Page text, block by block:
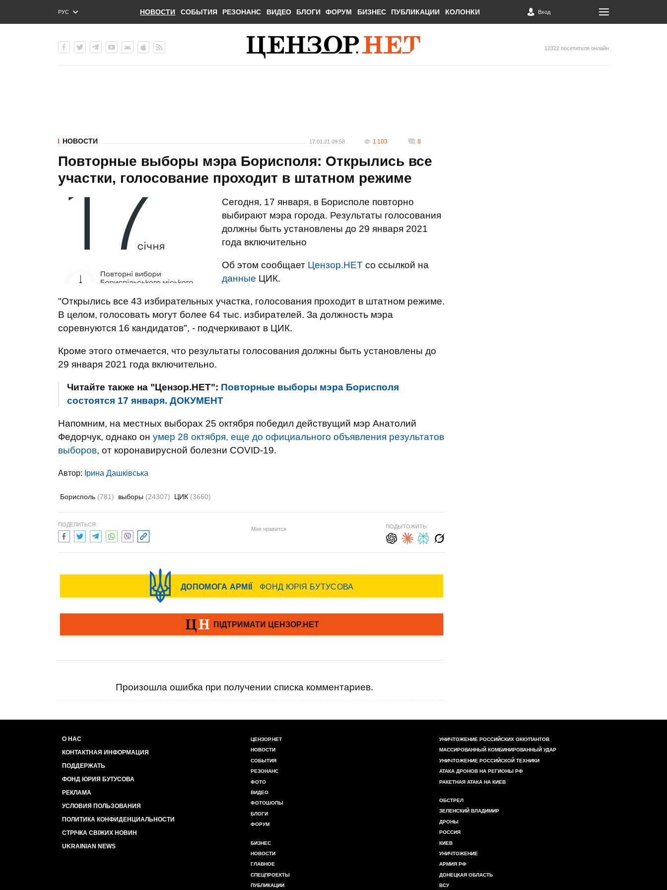
РУС
ENG
НОВОСТИ СОБЫТИЯ РЕЗОНАНС ВИДЕО БЛОГИ ФОРУМ БИЗНЕС ПУБЛИКАЦИИ КОЛОНКИ Вход
12322 посетителя онлайн
НОВОСТИ 17.01.21 09:58 1 103 8
Повторные выборы мэра Борисполя: Открылись все
участки, голосование проходит в штатном режиме
Сегодня, 17 января, в Борисполе повторно
выбирают мэра города. Результаты голосования
должны быть установлены до 29 января 2021
года включительно
Об этом сообщает Цензор.НЕТ со ссылкой на
данные ЦИК.
"Открылись все 43 избирательных участка, голосования проходит в штатном режиме.
В целом, голосовать могут более 64 тыс. избирателей. За должность мэра
соревнуются 16 кандидатов", - подчеркивают в ЦИК.
Кроме этого отмечается, что результаты голосования должны быть установлены до
29 января 2021 года включительно.
Читайте также на "Цензор.НЕТ": Повторные выборы мэра Борисполя
состоятся 17 января. ДОКУМЕНТ
Напомним, на местных выборах 25 октября победил действущий мэр Анатолий
Федорчук, однако он умер 28 октября, еще до официального объявления результатов
выборов, от коронавирусной болезни COVID-19.
Автор: Ірина Дашківська
Борисполь (781) выборы (24307) ЦИК (3660)
ПОДЕЛИТЬСЯ:
Мне нравится ПОДЫТОЖИТЬ:
Произошла ошибка при получении списка комментариев.
О НАС
КОНТАКТНАЯ ИНФОРМАЦИЯ
ПОДДЕРЖАТЬ
ФОНД ЮРИЯ БУТУСОВА
РЕКЛАМА
УСЛОВИЯ ПОЛЬЗОВАНИЯ
ПОЛИТИКА КОНФИДЕНЦИАЛЬНОСТИ
СТРІЧКА СВІЖИХ НОВИН
UKRAINIAN NEWS
ЦЕНЗОР.НЕТ
НОВОСТИ
СОБЫТИЯ
РЕЗОНАНС
ФОТО
ВИДЕО
ФОТОШОПЫ
БЛОГИ
ФОРУМ
БИЗНЕС
НОВОСТИ
ГЛАВНОЕ
СПЕЦПРОЕКТЫ
ПУБЛИКАЦИИ
УНИЧТОЖЕНИЕ РОССИЙСКИХ ОККУПАНТОВ
МАССИРОВАННЫЙ КОМБИНИРОВАННЫЙ УДАР
УНИЧТОЖЕНИЕ РОССИЙСКОЙ ТЕХНИКИ
АТАКА ДРОНОВ НА РЕГИОНЫ РФ
РАКЕТНАЯ АТАКА НА КИЕВ
ОБСТРЕЛ
ЗЕЛЕНСКИЙ ВЛАДИМИР
ДРОНЫ
РОССИЯ
КИЕВ
УНИЧТОЖЕНИЕ
АРМИЯ РФ
ДОНЕЦКАЯ ОБЛАСТЬ
ВСУ